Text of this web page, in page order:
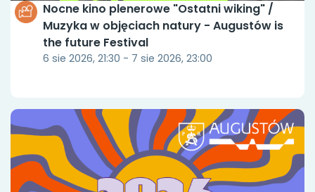
Nocne kino plenerowe "Ostatni wiking" /
Muzyka w objęciach natury - Augustów is
the future Festival
6 sie 2026, 21:30 - 7 sie 2026, 23:00